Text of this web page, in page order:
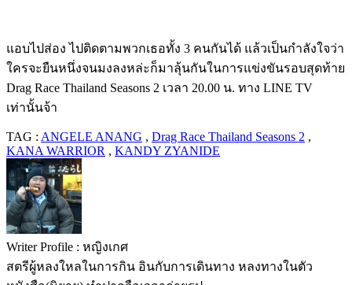
แอบไปส่อง ไปติดตามพวกเธอทั้ง 3 คนกันได้ แล้วเป็นกำลังใจว่า
ใครจะยืนหนึ่งจนมงลงหล่ะก็มาลุ้นกันในการแข่งขันรอบสุดท้าย
Drag Race Thailand Seasons 2 เวลา 20.00 น. ทาง LINE TV
เท่านั้นจ้า
TAG : ANGELE ANANG , Drag Race Thailand Seasons 2 ,
KANA WARRIOR , KANDY ZYANIDE
Writer Profile : หญิงเกศ
สตรีผู้หลงใหลในการกิน อินกับการเดินทาง หลงทางในตัว